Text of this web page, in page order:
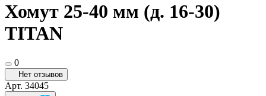
Хомут 25-40 мм (д. 16-30)
TITAN
0
Нет отзывов
Арт. 34045